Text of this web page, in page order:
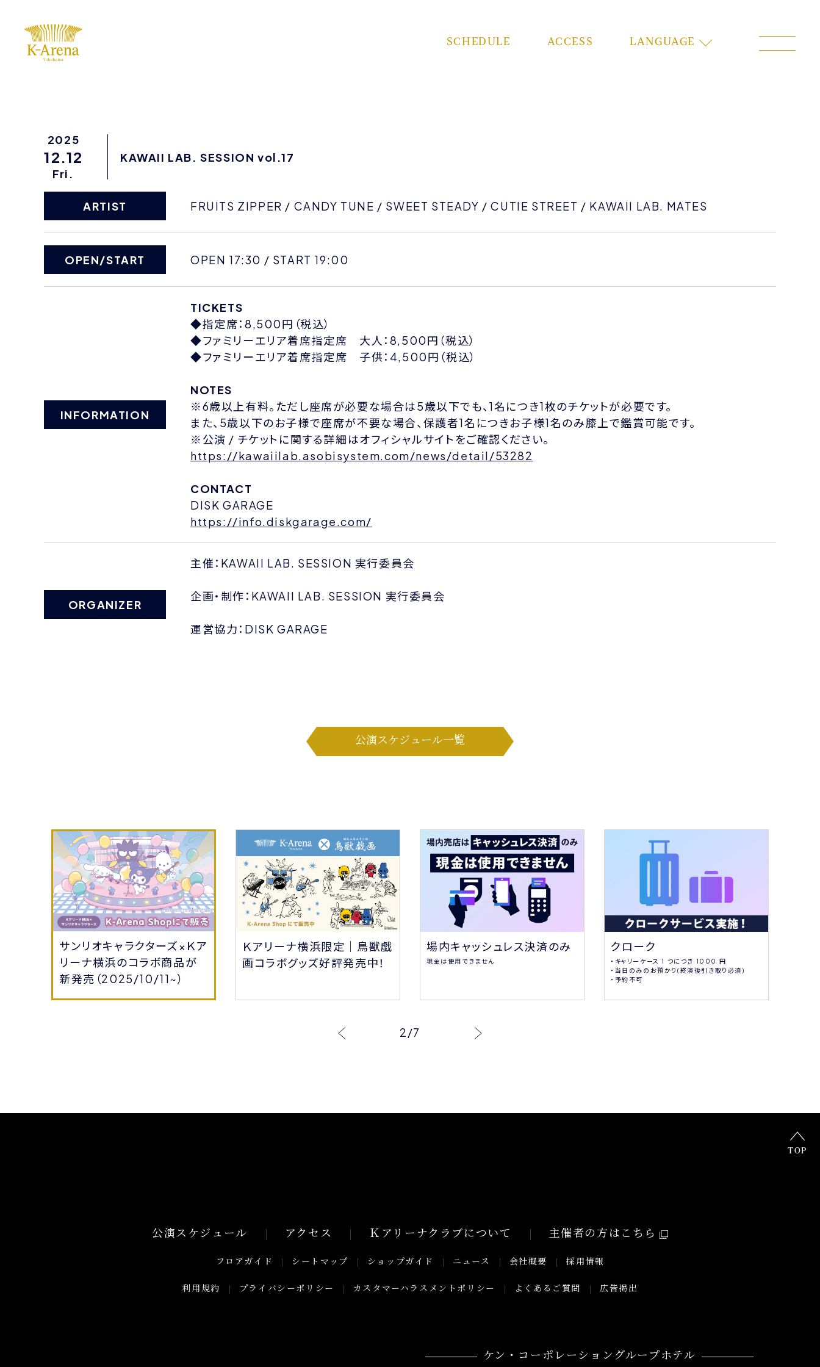
SCHEDULE ACCESS LANGUAGE
2025
12.12
Fri.
KAWAII LAB. SESSION vol.17
ARTIST FRUITS ZIPPER / CANDY TUNE / SWEET STEADY / CUTIE STREET / KAWAII LAB. MATES
OPEN/START OPEN 17:30 / START 19:00
INFORMATION
TICKETS
◆指定席：8,500円（税込）
◆ファミリーエリア着席指定席 大人：8,500円（税込）
◆ファミリーエリア着席指定席 子供：4,500円（税込）
NOTES
※6歳以上有料。ただし座席が必要な場合は5歳以下でも、1名につき1枚のチケットが必要です。
また、5歳以下のお子様で座席が不要な場合、保護者1名につきお子様1名のみ膝上で鑑賞可能です。
※公演 / チケットに関する詳細はオフィシャルサイトをご確認ください。
https://kawaiilab.asobisystem.com/news/detail/53282
CONTACT
DISK GARAGE
https://info.diskgarage.com/
ORGANIZER
主催：KAWAII LAB. SESSION 実行委員会
企画・制作：KAWAII LAB. SESSION 実行委員会
運営協力：DISK GARAGE
公演スケジュール一覧
サンリオキャラクターズ×Ｋア
リーナ横浜のコラボ商品が
新発売（2025/10/11~）
Ｋアリーナ横浜限定｜鳥獣戯
画コラボグッズ好評発売中！
場内キャッシュレス決済のみ
現金は使用できません
クローク
・キャリーケース 1 つにつき 1000 円
・当日のみのお預かり(終演後引き取り必須)
・予約不可
2/7
TOP
公演スケジュール アクセス Ｋアリーナクラブについて 主催者の方はこちら
フロアガイド シートマップ ショップガイド ニュース 会社概要 採用情報
利用規約 プライバシーポリシー カスタマーハラスメントポリシー よくあるご質問 広告掲出
ケン・コーポレーショングループホテル